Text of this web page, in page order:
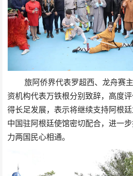
旅阿侨界代表罗超西、龙舟赛主
资机构代表万铁根分别致辞，高度
得长足发展，表示将继续支持阿根
中国驻阿根廷使馆密切配合，进一
力两国民心相通。